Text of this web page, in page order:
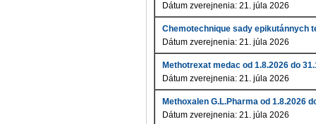
Dátum zverejnenia: 21. júla 2026
Chemotechnique sady epikutánnych
Dátum zverejnenia: 21. júla 2026
Methotrexat medac od 1.8.2026 do
Dátum zverejnenia: 21. júla 2026
Methoxalen G.L.Pharma od 1.8.2026
Dátum zverejnenia: 21. júla 2026